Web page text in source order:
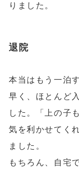
りました。
退院
本当はもう一泊
早く、ほとんど
した。「上の子
気を利かせてく
ました。
もちろん、自宅